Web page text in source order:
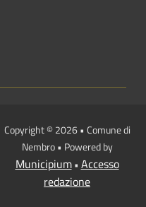
Copyright © 2026 • Comune di
Nembro • Powered by
Municipium• Accesso
redazione